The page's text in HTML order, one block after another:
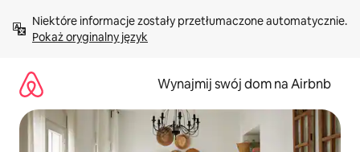
treści Pokaż oryginalny język
Wynajmij swój dom na Airbnb